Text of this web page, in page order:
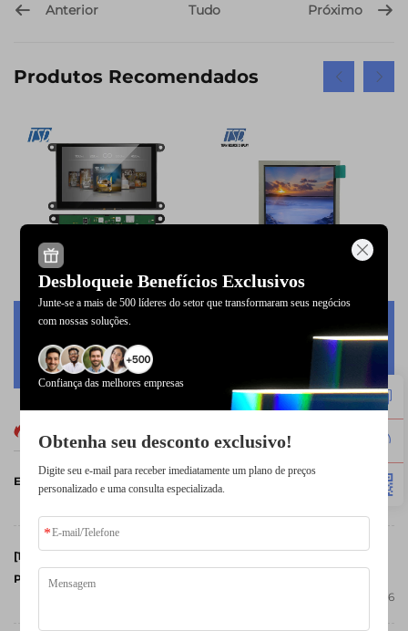
Anterior Tudo Próximo
Produtos Recomendados
TSD 7'' 7 polegadas
1024x600 Tela Sensível
ao Toque LCD Gen4-
STM32 Interface de
Inteligente IPS
LCD TFT TN de 3,5
Polegadas 240x320
Transfletivo Legível sob
Sol para Uso Externo 6H
Encontre-nos na Feira de Eletrônicos 2026, em Varsóvia, Polônia
2026-04-17
[12 de março de 2026] SPS Italia - Soluções Inteligentes de
Produção Itália
2026-02-26
Desbloqueie Benefícios Exclusivos
Junte-se a mais de 500 líderes do setor que transformaram seus negócios
com nossas soluções.
Confiança das melhores empresas
Obtenha seu desconto exclusivo!
Digite seu e-mail para receber imediatamente um plano de preços
personalizado e uma consulta especializada.